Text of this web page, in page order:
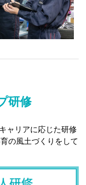
研修
ャリアに応じた研修
の風土づくりをして